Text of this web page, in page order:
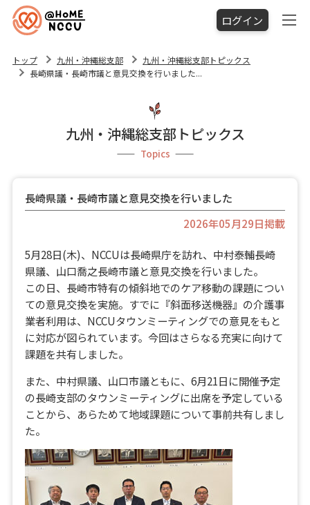
ログイン
トップ 九州・沖縄総支部
九州・沖縄総支部トピックス
長崎県議・長崎市議と意見交換を行いました...
九州・沖縄総支部トピックス
Topics
長崎県議・長崎市議と意見交換を行いました
2026年05月29日掲載
5月28日(木)、NCCUは長崎県庁を訪れ、中村泰輔長崎
県議、山口喬之長崎市議と意見交換を行いました。
この日、長崎市特有の傾斜地でのケア移動の課題につい
ての意見交換を実施。すでに『斜面移送機器』の介護事
業者利用は、NCCUタウンミーティングでの意見をもと
に対応が図られています。今回はさらなる充実に向けて
課題を共有しました。
また、中村県議、山口市議ともに、6月21日に開催予定
の長崎支部のタウンミーティングに出席を予定している
ことから、あらためて地域課題について事前共有しまし
た。